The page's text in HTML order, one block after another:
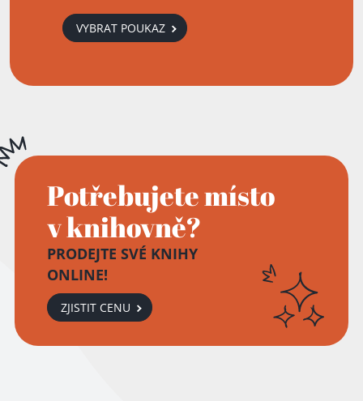
VYBRAT POUKAZ
Potřebujete místo
v knihovně?
PRODEJTE SVÉ KNIHY
ONLINE!
ZJISTIT CENU